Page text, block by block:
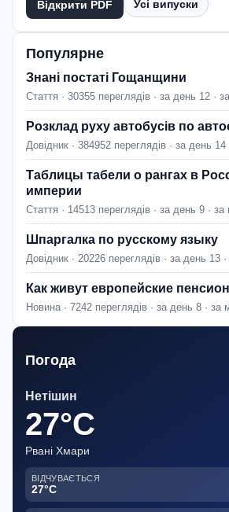
Відкрити PDF Усі випуски
Популярне
Знані постаті Гощанщини
Стаття · 30355 переглядів · за день 12 ·
Розклад руху автобусів по
Довідник · 384952 переглядів · за день
Таблицы табели о рангах в
империи
Стаття · 14513 переглядів · за день 9 · за
Шпаргалка по русскому языку
Довідник · 20226 переглядів · за день 13
Как живут европейские
Новина · 7242 переглядів · за день 8 · за
Погода
Нетішин
27°C
Рвані Хмари
ВІДЧУВАЄТЬСЯ
27°C